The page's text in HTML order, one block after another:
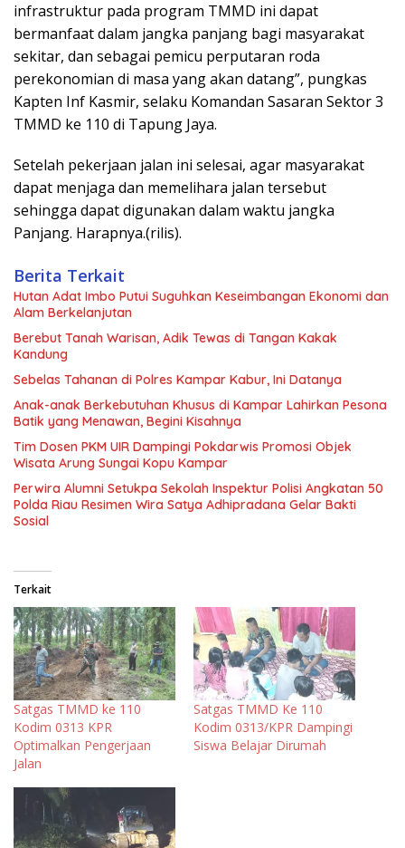
infrastruktur pada program TMMD ini dapat
bermanfaat dalam jangka panjang bagi masyarakat
sekitar, dan sebagai pemicu perputaran roda
perekonomian di masa yang akan datang”, pungkas
Kapten Inf Kasmir, selaku Komandan Sasaran Sektor 3
TMMD ke 110 di Tapung Jaya.
Setelah pekerjaan jalan ini selesai, agar masyarakat
dapat menjaga dan memelihara jalan tersebut
sehingga dapat digunakan dalam waktu jangka
Panjang. Harapnya.(rilis).
Berita Terkait
Hutan Adat Imbo Putui Suguhkan Keseimbangan Ekonomi dan
Alam Berkelanjutan
Berebut Tanah Warisan, Adik Tewas di Tangan Kakak
Kandung
Sebelas Tahanan di Polres Kampar Kabur, Ini Datanya
Anak-anak Berkebutuhan Khusus di Kampar Lahirkan Pesona
Batik yang Menawan, Begini Kisahnya
Tim Dosen PKM UIR Dampingi Pokdarwis Promosi Objek
Wisata Arung Sungai Kopu Kampar
Perwira Alumni Setukpa Sekolah Inspektur Polisi Angkatan 50
Polda Riau Resimen Wira Satya Adhipradana Gelar Bakti
Sosial
Terkait
Satgas TMMD ke 110
Kodim 0313 KPR
Optimalkan Pengerjaan
Jalan
Satgas TMMD Ke 110
Kodim 0313/KPR Dampingi
Siswa Belajar Dirumah